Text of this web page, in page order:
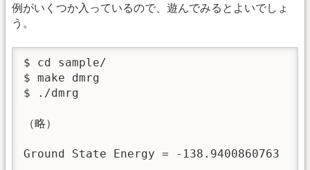
例がいくつか入っているので、遊んでみるとよいでしょ
う。
$ cd sample/
$ make dmrg
$ ./dmrg
（略）
Ground State Energy = -138.9400860763